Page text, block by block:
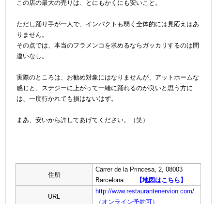
この店の最大の売りは、とにもかくにも安いこと。
ただし踊り手が一人で、インパクトも弱く全体的には見応えはあ
りません。
その点では、本当のフラメンコを求めるならガッカリするのは間
違いなし。
実際のところは、お勧め対象にはなりませんが、アットホームな
感じと、ステジーに上がって一緒に踊れるのが良いと思う方に
は、一度行かれても損はないはず。
まあ、安いから許してあげてください。（笑）
住所
Carrer de la Princesa, 2, 08003
Barcelona
【地図はこちら】
URL
http://www.restaurantenervion.com/
（オンライン予約可）